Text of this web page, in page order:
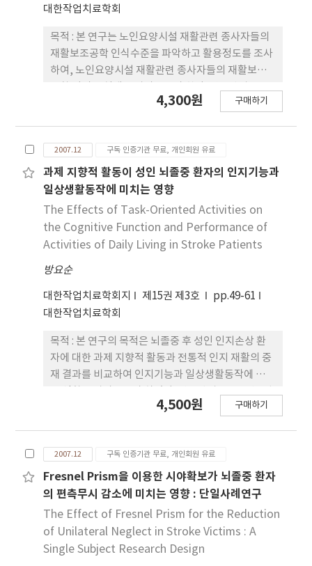
장애인용 개조 자동차 및 악세사리, 전동 휠체어 등을
가장 개발이 요구되는 제품으로 조사되었다. 시각 장
애인은 컴퓨터 음성 입․출력 프로그램, 점자 정보 단
말기, 문서인식 프로그램, 음성 메모기, 시각 장애인
용 흰 지팡이 등의 순으로 나타났다. 청각 장애인은 문
자 송․수신 전화기, 소리를 빛이나 진동으로 알려주
설문하였다. 결론 : 본 연구를 통하여 직업재활 과정의
구직 장애인들에게 우선시 되는 보조도구 개발영역과
구체적인 장애유형별 개발 요구정도를 확인할 수 있
조도구의 개발과 지원 정책의 기초자료로써 활용될
수 있을 것이다.
대한작업치료학회
목적 : 본 연구는 노인요양시설 재활관련 종사자들의
재활보조공학 인식수준을 파악하고 활용정도를 조사
하여, 노인요양시설 재활관련 종사자들의 재활보조
2007년 6월에서 7월 까지 대구․경북 노인요양시설
재활보조공학에 대한 인식이 없는 경우(56.2%)가 많
았으며, 인식이 있는 대상자들 중 94.1%가 재활보조
공학이 도움이 된다고 응답하였다. 전체 대상자 모두
가 재활보조공학에 대한 교육의 필요성은 높게 인식
(92.7%)하고 있었다. 대상자들의 재활보조공학 기기
활용도는 낮게(40.3%) 나타났으며, 경제적 지원, 제
도적 연결망 확충, 교육기회 마련이 필요하다고 응답
했다. 가장 사용경험이 많은 재활보조공학 기기는 휠
체어(95.3%)였고 효과성도 가장 좋았다. 재활보조공
학 영역별 기기사용은 이동보조영역이 가장 높았고
학습 및 컴퓨터사용보조영역이 가장 낮았다. 향후 필
요성이 있는 재활보조공학 기기는 자세 및 앉기 보조
영역과 일상생활보조 영역의 요구도가 다소 높게 나
타났다. 결론 : 노인요양시설 재활관련 종사자들의 재
활보조공학에 대한 인식도와 활용도는 낮은 수준이
나, 이들은 재활보조공학 교육의 필요성을 높게 인식
다. 이는 작업치료사가 재활보조공학 전문가로서 노
인분야의 재활보조공학 서비스를 주도하기 위해 작업
치료 교육계와 협회차원의 많은 연구와 다각적인 접
4,300원 구매하기
2007.12 구독 인증기관 무료, 개인회원 유료
과제 지향적 활동이 성인 뇌졸중 환자의 인지기능과
일상생활동작에 미치는 영향
The Effects of Task-Oriented Activities on
the Cognitive Function and Performance of
Activities of Daily Living in Stroke Patients
방요순
대한작업치료학회지 제15권 제3호
pp.49-61
대한작업치료학회
목적 : 본 연구의 목적은 뇌졸중 후 성인 인지손상 환
자에 대한 과제 지향적 활동과 전통적 인지 재활의 중
재 결과를 비교하여 인지기능과 일상생활동작에 미치
2일부터 7월 28일까지 광주광역시 K병원과 C병원의
활동군과 전통적 인지 재활군으로 나누었다. 모든 중
재는 훈련 받은 4명의 작업치료사가 4주 동안 주 5회
시행하였다. 중재 전후, 인지기능과 일상생활동작 수
행능력을 LOTCA와 FIM으로 측정하였다. 결과 : 중재
후, 과제 지향적 활동군과 전통적 인지 재활군의 인지
기능은 중재 전보다 모두 유의하게 향상되었다
(p<.05). 인지기능 중, 지남력(시간), 시지각(겹쳐진
4,500원 구매하기
2007.12 구독 인증기관 무료, 개인회원 유료
Fresnel Prism을 이용한 시야확보가 뇌졸중 환자
의 편측무시 감소에 미치는 영향 : 단일사례연구
The Effect of Fresnel Prism for the Reduction
of Unilateral Neglect in Stroke Victims : A
Single Subject Research Design